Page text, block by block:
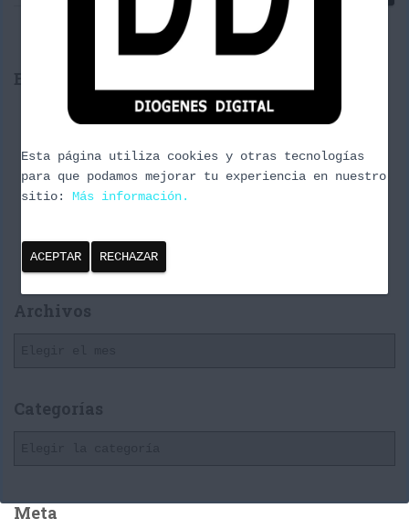
r
Entradas recientes
Cañas y Podcast 2024
Episodio 3 Naturaleza Urbana
Premier Challenge Pabellon#1 Spring Series
Temtem
Archivos
h
Categorías
e
g
Meta
Esta página utiliza cookies y otras tecnologías
para que podamos mejorar tu experiencia en nuestro
sitio: Más información.
ACEPTAR RECHAZAR